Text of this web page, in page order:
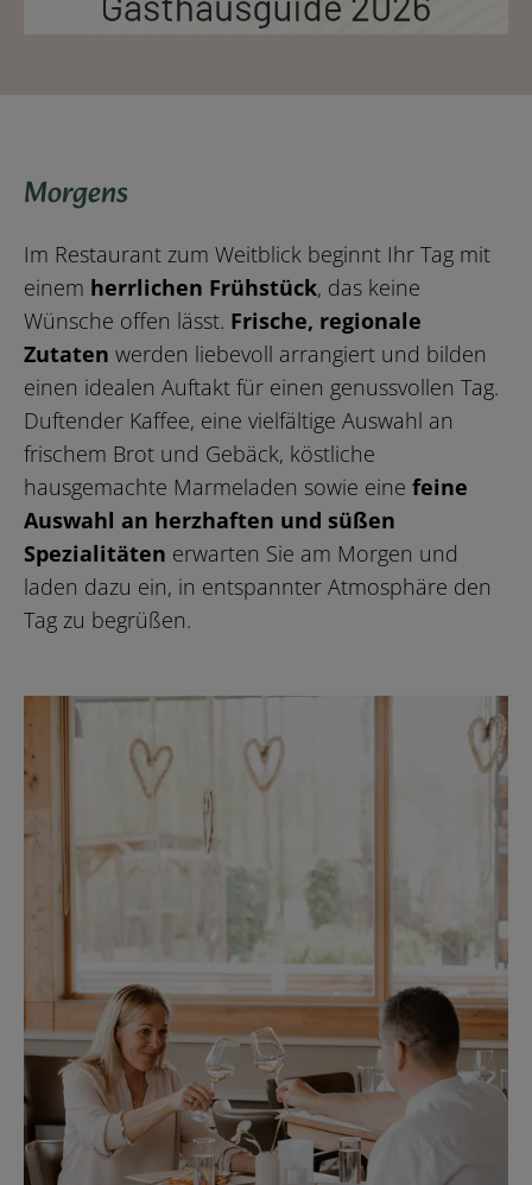
Morgens
Im Restaurant zum Weitblick beginnt Ihr Tag mit
einem herrlichen Frühstück, das keine
Wünsche offen lässt. Frische, regionale
Zutaten werden liebevoll arrangiert und bilden
einen idealen Auftakt für einen genussvollen Tag.
Duftender Kaffee, eine vielfältige Auswahl an
frischem Brot und Gebäck, köstliche
hausgemachte Marmeladen sowie eine feine
Auswahl an herzhaften und süßen
Spezialitäten erwarten Sie am Morgen und
laden dazu ein, in entspannter Atmosphäre den
Tag zu begrüßen.